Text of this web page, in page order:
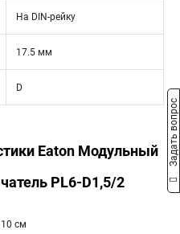
На DIN-рейку
17.5 мм
D
Eaton Модульный
PL6-D1,5/2
10 см
Задать вопрос